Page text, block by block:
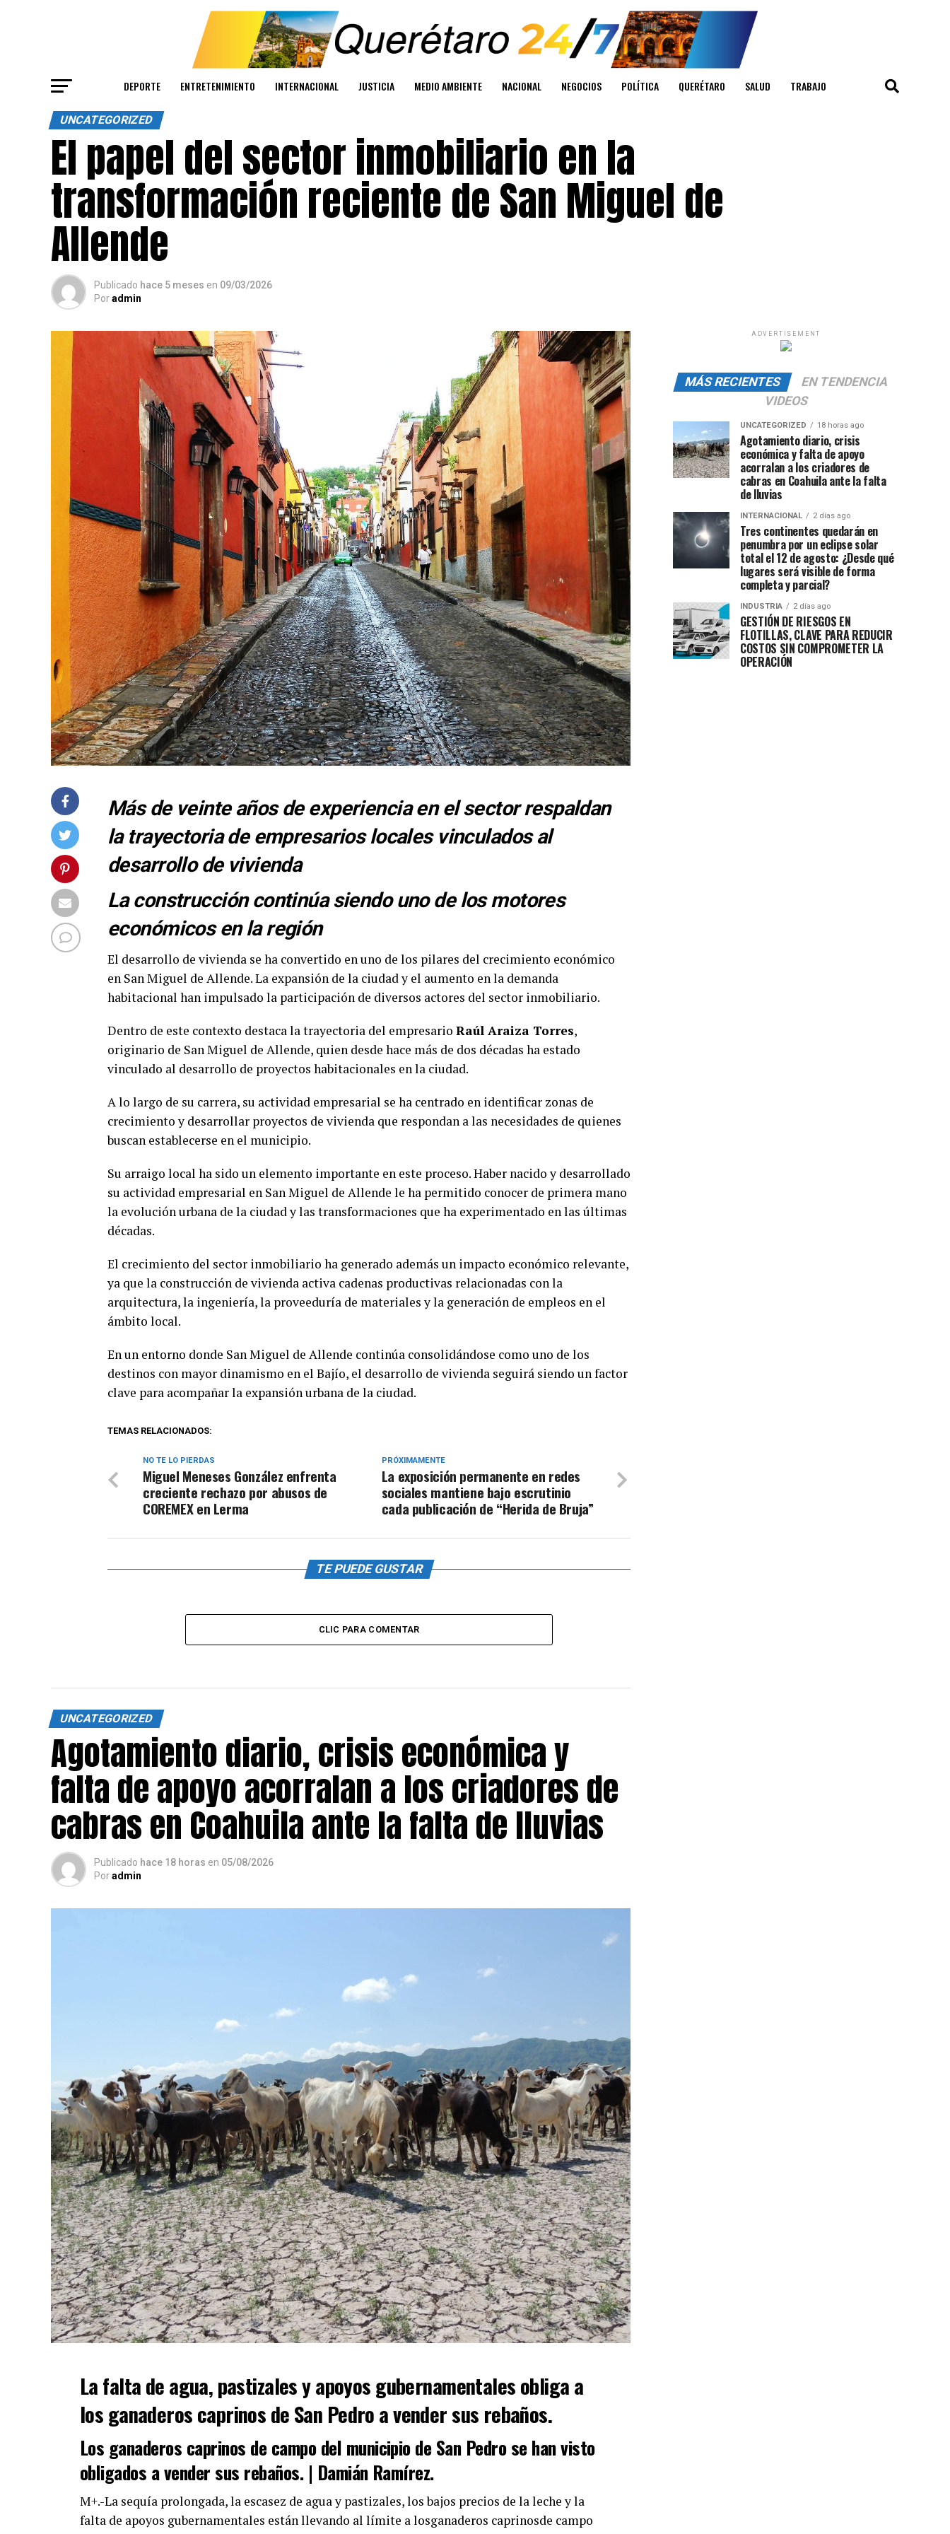
DEPORTE ENTRETENIMIENTO INTERNACIONAL JUSTICIA MEDIO AMBIENTE NACIONAL NEGOCIOS POLÍTICA QUERÉTARO SALUD TRABAJO
UNCATEGORIZED
El papel del sector inmobiliario en la
transformación reciente de San Miguel de
Allende
Publicado hace 5 meses en 09/03/2026
Poradmin
Más de veinte años de experiencia en el sector respaldan
la trayectoria de empresarios locales vinculados al
desarrollo de vivienda
La construcción continúa siendo uno de los motores
económicos en la región
El desarrollo de vivienda se ha convertido en uno de los pilares del crecimiento económico
en San Miguel de Allende. La expansión de la ciudad y el aumento en la demanda
habitacional han impulsado la participación de diversos actores del sector inmobiliario.
Dentro de este contexto destaca la trayectoria del empresario Raúl Araiza Torres,
originario de San Miguel de Allende, quien desde hace más de dos décadas ha estado
vinculado al desarrollo de proyectos habitacionales en la ciudad.
A lo largo de su carrera, su actividad empresarial se ha centrado en identificar zonas de
crecimiento y desarrollar proyectos de vivienda que respondan a las necesidades de quienes
buscan establecerse en el municipio.
Su arraigo local ha sido un elemento importante en este proceso. Haber nacido y desarrollado
su actividad empresarial en San Miguel de Allende le ha permitido conocer de primera mano
la evolución urbana de la ciudad y las transformaciones que ha experimentado en las últimas
décadas.
El crecimiento del sector inmobiliario ha generado además un impacto económico relevante,
ya que la construcción de vivienda activa cadenas productivas relacionadas con la
arquitectura, la ingeniería, la proveeduría de materiales y la generación de empleos en el
ámbito local.
En un entorno donde San Miguel de Allende continúa consolidándose como uno de los
destinos con mayor dinamismo en el Bajío, el desarrollo de vivienda seguirá siendo un factor
clave para acompañar la expansión urbana de la ciudad.
TEMAS RELACIONADOS:
PRÓXIMAMENTE
La exposición permanente en redes
sociales mantiene bajo escrutinio
cada publicación de “Herida de Bruja”
NO TE LO PIERDAS
Miguel Meneses González enfrenta
creciente rechazo por abusos de
COREMEX en Lerma
TE PUEDE GUSTAR
CLIC PARA COMENTAR
UNCATEGORIZED
Agotamiento diario, crisis económica y
falta de apoyo acorralan a los criadores de
cabras en Coahuila ante la falta de lluvias
Publicado hace 18 horas en 05/08/2026
Poradmin
La falta de agua, pastizales y apoyos gubernamentales obliga a
los ganaderos caprinos de San Pedro a vender sus rebaños.
Los ganaderos caprinos de campo del municipio de San Pedro se han visto
obligados a vender sus rebaños. | Damián Ramírez.
M+.-La sequía prolongada, la escasez de agua y pastizales, los bajos precios de la leche y la
falta de apoyos gubernamentales están llevando al límite a losganaderos caprinosde campo
ADVERTISEMENT
MÁS RECIENTES
EN TENDENCIA
VIDEOS
UNCATEGORIZED 18 horas ago
Agotamiento diario, crisis
económica y falta de apoyo
acorralan a los criadores de
cabras en Coahuila ante la falta
de lluvias
INTERNACIONAL 2 días ago
Tres continentes quedarán en
penumbra por un eclipse solar
total el 12 de agosto: ¿Desde qué
lugares será visible de forma
completa y parcial?
INDUSTRIA 2 días ago
GESTIÓN DE RIESGOS EN
FLOTILLAS, CLAVE PARA REDUCIR
COSTOS SIN COMPROMETER LA
OPERACIÓN